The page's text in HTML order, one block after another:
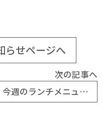
らせページへ
次の記事へ
今週のランチメニュー 2026.6.8～6.12